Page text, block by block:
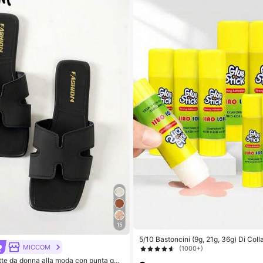
15
MICCOM
da donna alla moda con punta qua
5/10 Bastoncini (9g, 21g, 36g) Di
esistente - Asciugatura Rapida, Alta
(1000+)